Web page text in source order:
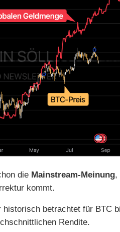
die Mainstream-Meinung,
kommt.
historisch betrachtet für BTC
Rendite.